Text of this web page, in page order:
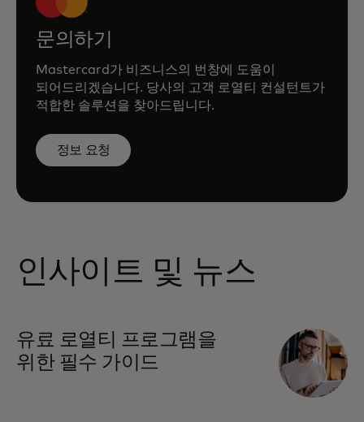
문의하기
Mastercard가 비즈니스의 번창에 도움이
되어드리겠습니다. 당사의 고객 로열티 컨설턴트가
적합한 솔루션을 찾아드립니다.
정보 요청
인사이트 및 뉴스
유료 로열티 프로그램을
위한 필수 가이드